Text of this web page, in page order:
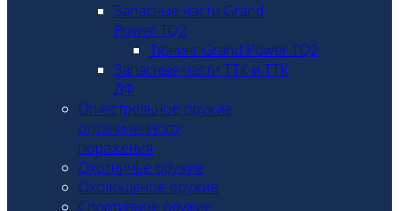
Запасные части Grand
Power TQ2
Тюнинг Grand Power TQ2
Запасные части ТТК и ТТК
ДФ
Огнестрельное оружие
ограниченного
поражения
Охотничье оружие
Охолощеное оружие
Спортивное оружие